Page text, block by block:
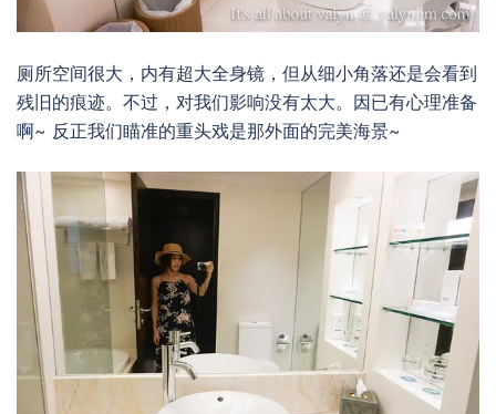
厕所空间很大，内有超大全身镜，但从细小角落还是会看到
残旧的痕迹。不过，对我们影响没有太大。因已有心理准备
啊~ 反正我们瞄准的重头戏是那外面的完美海景~